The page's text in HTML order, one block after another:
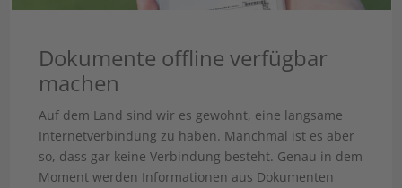
Dokumente offline verfügbar
machen
Auf dem Land sind wir es gewohnt, eine langsame
Internetverbindung zu haben. Manchmal ist es aber
so, dass gar keine Verbindung besteht. Genau in dem
Moment werden Informationen aus Dokumenten